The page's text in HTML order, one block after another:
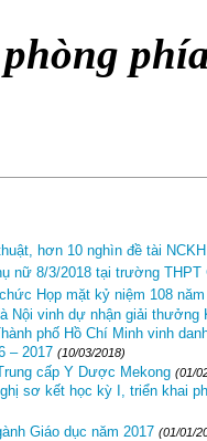
phòng
hơn 10 nghìn đề tài
nữ 8/3/2018 tại trường
Họp mặt kỷ niệm 108
Nội vinh dự nhận giải
phố Hồ Chí Minh vinh
– 2017 (10/03/2018)
cấp Y Dược Mekong (01/
sơ kết học kỳ I, triển khai
Giáo dục năm 2017 (01/01/